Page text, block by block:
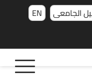
EN الجامعى